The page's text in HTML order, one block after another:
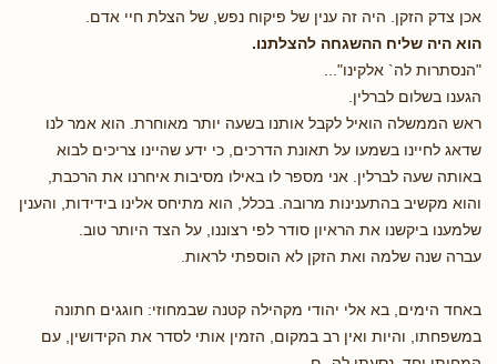
אכן צדק הזקן. היה זה ענין של פיקוח נפש, של הצלת חיי אדם.
הוא היה שליח ההשגחה להצלתנו.
"הנסתרות לה` אלקינו"...
הגענו בשלום לברלין.
ראש הממשלה הואיל לקבל אותנו בשעה יותר מאוחרת. הוא אמר לנו
שדאג לחיינו בשמעו על תאונת הדרכים, כי ידע שהיינו צריכים לבוא
באותה שעה לברלין. אני מספר לו באילו מסיבות איחרנו את הרכבת,
והוא מקשיב בהתענינות מרובה. בכלל, הוא מתיחס אלינו בידידות, והענין
שלמענו ביקשנו את הראיון סודר לפי רצוננו, על הצד היותר טוב.
עברה שנה שלמה ואת הזקן לא הוספתי לראות.
באחד הימים, בא אלי יהודי מקהילה קטנה שבמחוזי: חוגגים חתונה
במשפחתו, והיות ואין רב במקום, הזמין אותי לסדר את הקידושין, עם